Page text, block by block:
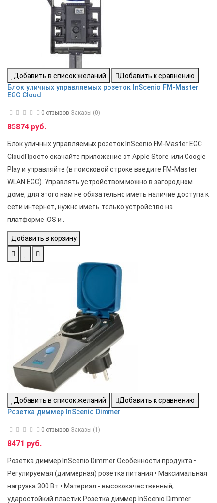
Добавить в список желаний
Добавить к сравнению
Блок уличных управляемых розеток InScenio FM-Master
EGC Cloud
0 отзывов Заказы (0)
85874 руб.
Блок уличных управляемых розеток InScenio FM-Master EGC
CloudПросто скачайте приложение от Apple Store или Google
Play и управляйте (в поисковой строке введите FM-Master
WLAN EGC). Управлять устройством можно в загородном
доме, для этого нам не обязательно иметь наличие доступа к
сети интернет, нужно иметь только устройство на
платформе iOS и..
Добавить в корзину
Добавить в список желаний
Добавить к сравнению
Розетка диммер InScenio Dimmer
0 отзывов Заказы (1)
8471 руб.
Розетка диммер InScenio Dimmer Особенности продукта •
Регулируемая (диммерная) розетка питания • Максимальная
нагрузка 300 Вт • Материал - высококачественный,
ударостойкий пластик Розетка диммер InScenio Dimmer